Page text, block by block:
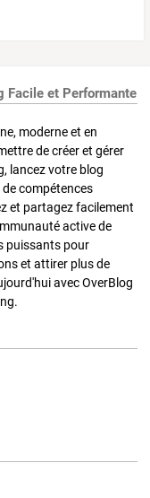
Facile et Performante
moderne et en
de créer et gérer
lancez votre blog
compétences
et partagez facilement
active de
puissants pour
et attirer plus de
avec OverBlog